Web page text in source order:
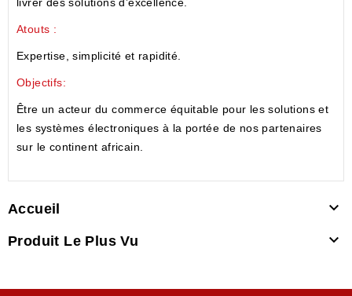
livrer des solutions d’excellence.
Atouts :
Expertise, simplicité et rapidité.
Objectifs:
Être un acteur du commerce équitable pour les solutions et
les systèmes électroniques à la portée de nos partenaires
sur le continent africain.
Accueil 
Produit Le Plus Vu 